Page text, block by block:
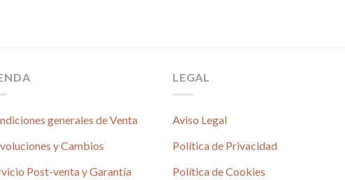
generales de Venta
y Cambios
Post-venta y Garantía
LEGAL
Aviso Legal
Política de Privacidad
Política de Cookies